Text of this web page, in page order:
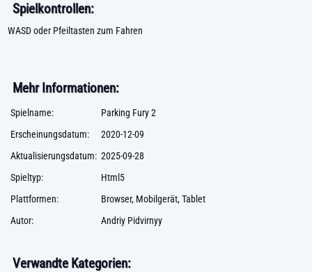
Spielkontrollen:
WASD oder Pfeiltasten zum Fahren
Mehr Informationen:
Spielname:
Parking Fury 2
Erscheinungsdatum:
2020-12-09
Aktualisierungsdatum: 2025-09-28
Spieltyp:
Html5
Plattformen:
Browser, Mobilgerät, Tablet
Autor:
Andriy Pidvirnyy
Verwandte Kategorien: